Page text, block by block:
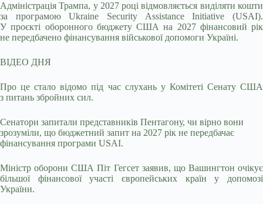
Адміністрація Трампа, у 2027 році відмовляється виділяти кошти
за програмою Ukraine Security Assistance Initiative (USAI).
У проєкті оборонного бюджету США на 2027 фінансовий рік
не передбачено фінансування військової допомоги Україні.
ВІДЕО ДНЯ
Про це стало відомо під час слухань у Комітеті Сенату США
з питань збройних сил.
Сенатори запитали представників Пентагону, чи вірно вони
зрозуміли, що бюджетний запит на 2027 рік не передбачає
фінансування програми USAI.
Міністр оборони США Піт Гегсет заявив, що Вашингтон очікує
більшої фінансової участі європейських країн у допомозі
України.